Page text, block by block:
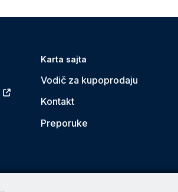
Karta sajta
Vodič za kupoprodaju
Kontakt
Preporuke